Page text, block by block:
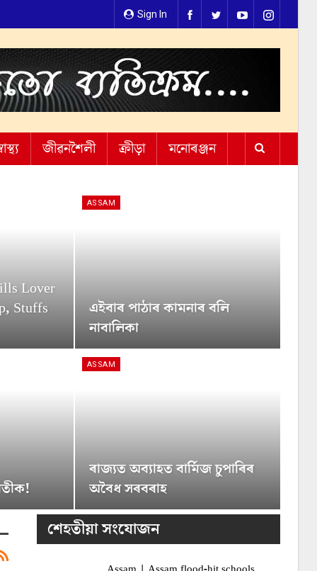
Sign In
জীৱনশৈলী ক্ৰীড়া মনোৰঞ্জন
Lover
Stuffs
ASSAM
এইবাৰ পাঠাৰ কামনাৰ বলি
নাবালিকা
ASSAM
ৰাজ্যত অব্যাহত বাৰ্মিজ চুপাৰিৰ
অবৈধ সৰবৰাহ
শেহতীয়া সংযোজন